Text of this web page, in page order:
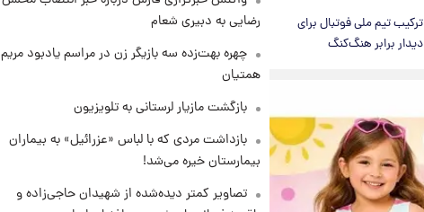
ترکیب تیم ملی فوتبال برای
دیدار برابر هنگ‌کنگ
۱ روز پیش
مرداد ۱۴۰۵ +جدول
رضایی به دبیری شعام
چهره بهت‌زده سه بازیگر زن در مراسم یادبود مریم
همتیان
بازگشت مازیار لرستانی به تلویزیون
بازداشت مردی که با لباس «عزرائیل» به بیماران
بیمارستان خیره می‌شد!
تصاویر کمتر دیده‌شده از شهیدان حاجی‌زاده و